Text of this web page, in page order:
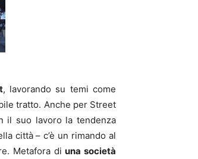
, lavorando su temi come
tratto. Anche per Street
il suo lavoro la tendenza
città – c’è un rimando al
Metafora diuna società